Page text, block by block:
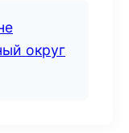
округ